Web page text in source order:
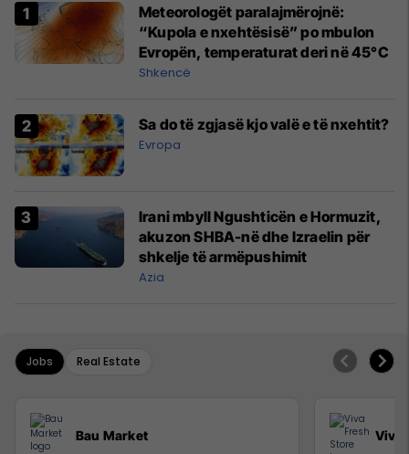
Meteorologët paralajmërojnë:
“Kupola e nxehtësisë” po mbulon
Evropën, temperaturat deri në 45°C
Shkencë
Sa do të zgjasë kjo valë e të nxehtit?
Evropa
Irani mbyll Ngushticën e Hormuzit,
akuzon SHBA-në dhe Izraelin për
shkelje të armëpushimit
Azia
Jobs Real Estate
Bau Market Viva